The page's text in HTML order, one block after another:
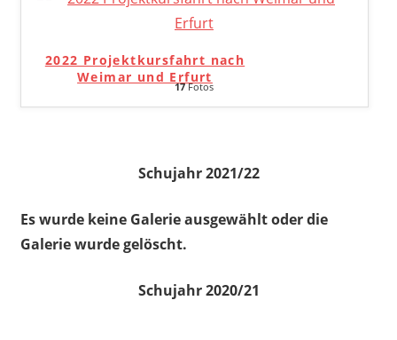
2022 Projektkursfahrt nach
Weimar und Erfurt
17Fotos
Schujahr 2021/22
Es wurde keine Galerie ausgewählt oder die
Galerie wurde gelöscht.
Schujahr 2020/21